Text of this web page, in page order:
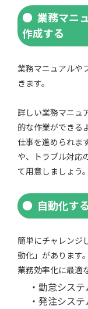
業務マニ
作成する
業務マニュアルや
きます。
詳しい業務マニュ
的な作業ができる
仕事を進められま
や、トラブル対応
て用意しましょう。
自動化する
簡単にチャレンジ
動化」があります。
業務効率化に最適
・勤怠シス
・発注シス